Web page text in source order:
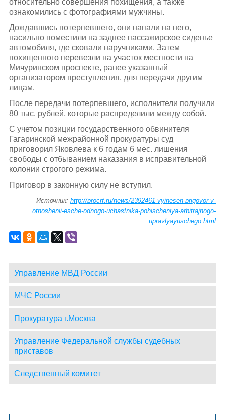
ознакомились с фотографиями мужчины.
Дождавшись потерпевшего, они напали на него,
насильно поместили на заднее пассажирское сиденье
автомобиля, где сковали наручниками. Затем
похищенного перевезли на участок местности на
Мичуринском проспекте, ранее указанный
организатором преступления, для передачи другим
лицам.
После передачи потерпевшего, исполнители получили
80 тыс. рублей, которые распределили между собой.
С учетом позиции государственного обвинителя
Гагаринской межрайонной прокуратуры суд
приговорил Яковлева к 6 годам 6 мес. лишения
свободы с отбыванием наказания в исправительной
колонии строгого режима.
Приговор в законную силу не вступил.
Источник:http://procrf.ru/news/2392461-vyinesen-prigovor-v-
otnoshenii-esche-odnogo-uchastnika-pohischeniya-arbitrajnogo-
upravlyayuschego.html
Управление МВД России
МЧС России
Прокуратура г.Москва
Управление Федеральной службы судебных
приставов
Следственный комитет